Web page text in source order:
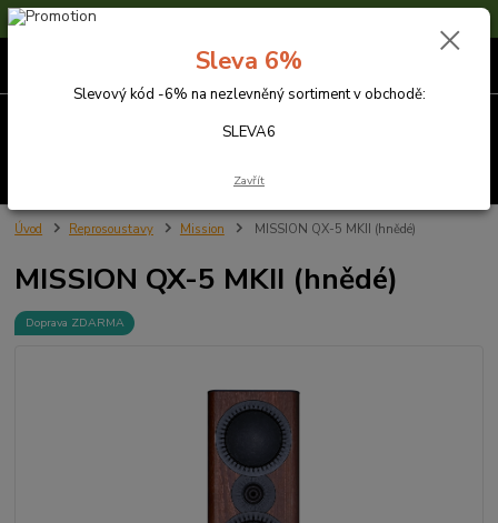
Sleva 6% na nezlevněné zboží s kódem SLEVA6
Úvod Reprosoustavy Mission MISSION QX-5 MKII (hnědé)
MISSION QX-5 MKII (hnědé)
Doprava ZDARMA
Sleva 6%
Slevový kód -6% na nezlevněný sortiment v obchodě:
SLEVA6
Zavřít